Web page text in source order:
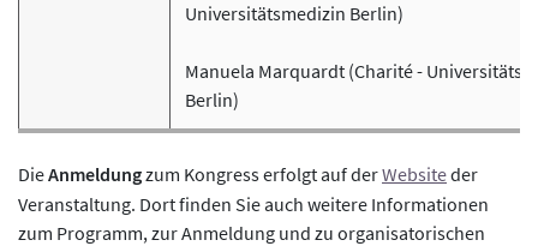
Universitätsmedizin Berlin)
Manuela Marquardt (Charité -
Berlin)
DieAnmeldungzum Kongress erfolgt auf derWebsiteder
Veranstaltung. Dort finden Sie auch weitere Informationen
zum Programm, zur Anmeldung und zu organisatorischen